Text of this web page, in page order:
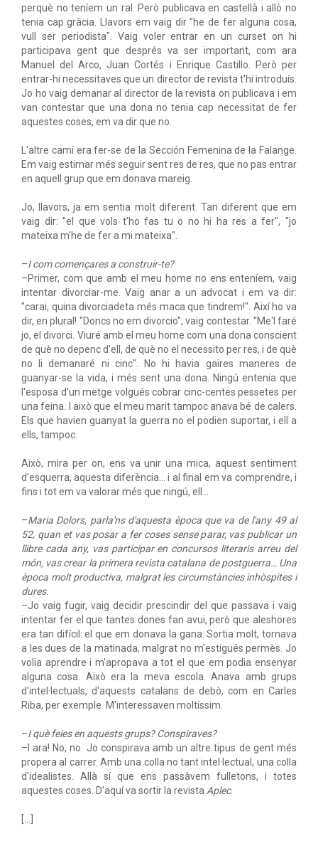
perquè no teníem un ral. Però publicava en castellà i allò no
tenia cap gràcia. Llavors em vaig dir "he de fer alguna cosa,
vull ser periodista". Vaig voler entrar en un curset on hi
participava gent que després va ser important, com ara
Manuel del Arco, Juan Cortés i Enrique Castillo. Però per
entrar-hi necessitaves que un director de revista t'hi introduís.
Jo ho vaig demanar al director de la revista on publicava i em
van contestar que una dona no tenia cap necessitat de fer
aquestes coses, em va dir que no.
L'altre camí era fer-se de la Sección Femenina de la Falange.
Em vaig estimar més seguir sent res de res, que no pas entrar
en aquell grup que em donava mareig.
Jo, llavors, ja em sentia molt diferent. Tan diferent que em
vaig dir: "el que vols t'ho fas tu o no hi ha res a fer", "jo
mateixa m'he de fer a mi mateixa".
–I com començares a construir-te?
–Primer, com que amb el meu home no ens enteníem, vaig
intentar divorciar-me. Vaig anar a un advocat i em va dir:
"carai, quina divorciadeta més maca que tindrem!". Així ho va
dir, en plural! "Doncs no em divorcio", vaig contestar. "Me'l faré
jo, el divorci. Viuré amb el meu home com una dona conscient
de què no depenc d'ell, de què no el necessito per res, i de què
no li demanaré ni cinc". No hi havia gaires maneres de
guanyar-se la vida, i més sent una dona. Ningú entenia que
l'esposa d'un metge volgués cobrar cinc-centes pessetes per
una feina. I això que el meu marit tampoc anava bé de calers.
Els que havien guanyat la guerra no el podien suportar, i ell a
ells, tampoc.
Això, mira per on, ens va unir una mica, aquest sentiment
d'esquerra, aquesta diferència… i al final em va comprendre, i
fins i tot em va valorar més que ningú, ell…
–Maria Dolors, parla'ns d'aquesta època que va de l'any 49 al
52, quan et vas posar a fer coses sense parar, vas publicar un
llibre cada any, vas participar en concursos literaris arreu del
món, vas crear la primera revista catalana de postguerra… Una
època molt productiva, malgrat les circumstàncies inhòspites i
dures.
–Jo vaig fugir, vaig decidir prescindir del que passava i vaig
intentar fer el que tantes dones fan avui, però que aleshores
era tan difícil: el que em donava la gana. Sortia molt, tornava
a les dues de la matinada, malgrat no m'estigués permès. Jo
volia aprendre i m'apropava a tot el que em podia ensenyar
alguna cosa. Això era la meva escola. Anava amb grups
d'intel·lectuals, d'aquests catalans de debò, com en Carles
Riba, per exemple. M'interessaven moltíssim.
–I què feies en aquests grups? Conspiraves?
–I ara! No, no. Jo conspirava amb un altre tipus de gent més
propera al carrer. Amb una colla no tant intel·lectual, una colla
d'idealistes. Allà sí que ens passàvem fulletons, i totes
aquestes coses. D'aquí va sortir la revista Aplec.